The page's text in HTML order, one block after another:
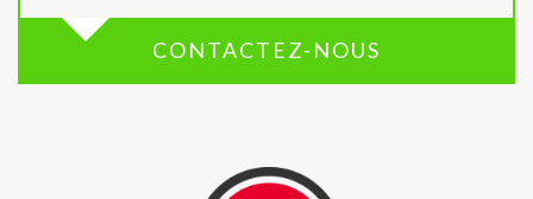
CONTACTEZ-NOUS